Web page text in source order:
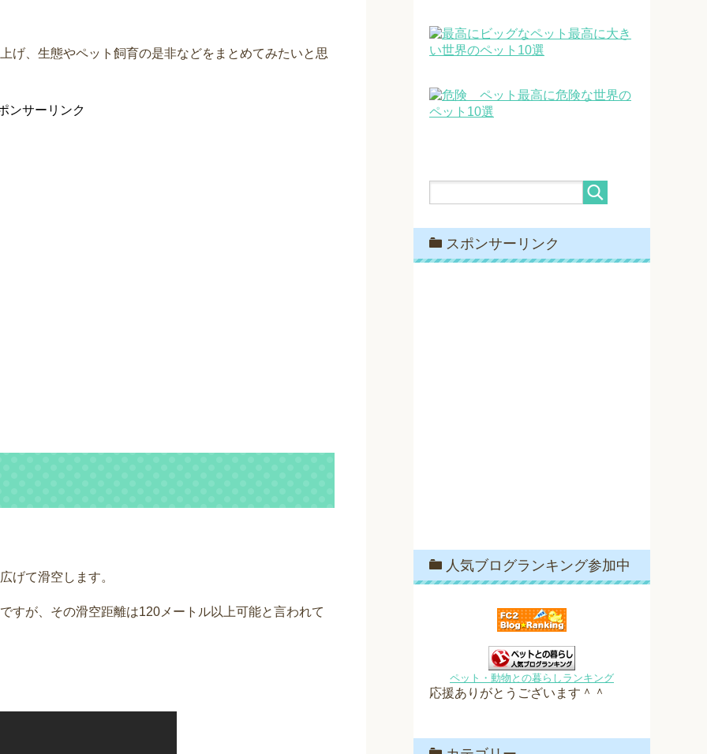
げ、生態やペット飼育の是非などをまとめてみたいと思
ンサーリンク
げて滑空します。
すが、その滑空距離は120メートル以上可能と言われて
最高に大き
い世界のペット10選
最高に危険な世界の
ペット10選
スポンサーリンク
人気ブログランキング参加中
ペット・動物との暮らしランキング
応援ありがとうございます＾＾